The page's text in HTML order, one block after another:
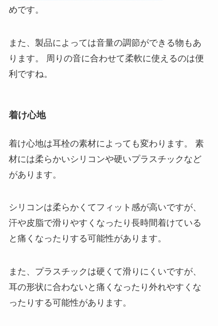
めです。
また、製品によっては音量の調節ができる物もあ
ります。 周りの音に合わせて柔軟に使えるのは便
利ですね。
着け心地
着け心地は耳栓の素材によっても変わります。 素
材には柔らかいシリコンや硬いプラスチックなど
があります。
シリコンは柔らかくてフィット感が高いですが、
汗や皮脂で滑りやすくなったり長時間着けている
と痛くなったりする可能性があります。
また、プラスチックは硬くて滑りにくいですが、
耳の形状に合わないと痛くなったり外れやすくな
ったりする可能性があります。